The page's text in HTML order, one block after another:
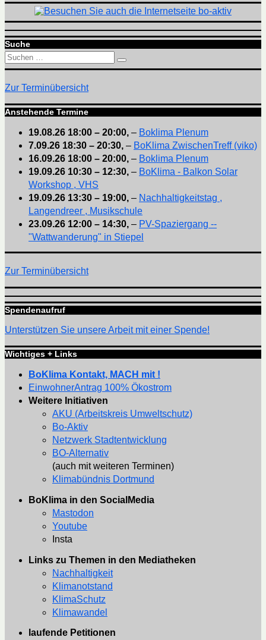
Suche
Suchen
nach:
Suchen
Zur Terminübersicht
Anstehende Termine
19.08.26 18:00 – 20:00, – Boklima Plenum
7.09.26 18:30 – 20:30, – BoKlima ZwischenTreff (viko)
16.09.26 18:00 – 20:00, – Boklima Plenum
19.09.26 10:30 – 12:30, – BoKlima - Balkon Solar
Workshop , VHS
19.09.26 13:30 – 19:00, – Nachhaltigkeitstag ,
Langendreer , Musikschule
23.09.26 12:00 – 14:30, – PV-Spaziergang --
"Wattwanderung" in Stiepel
Zur Terminübersicht
Spendenaufruf
Unterstützen Sie unsere Arbeit mit einer Spende!
Wichtiges + Links
BoKlima Kontakt, MACH mit !
EinwohnerAntrag 100% Ökostrom
Weitere Initiativen
AKU (Arbeitskreis Umweltschutz)
Bo-Aktiv
Netzwerk Stadtentwicklung
BO-Alternativ
(auch mit weiteren Terminen)
Klimabündnis Dortmund
BoKlima in den SocialMedia
Mastodon
Youtube
Insta
Links zu Themen in den Mediatheken
Nachhaltigkeit
Klimanotstand
KlimaSchutz
Klimawandel
laufende Petitionen